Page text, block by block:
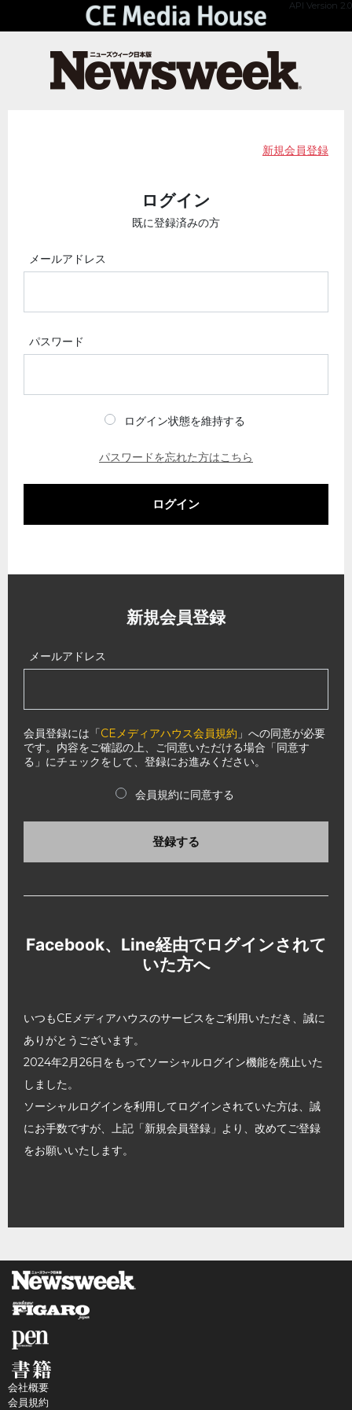
API Version 2.0
新規会員登録
ログイン
既に登録済みの方
メールアドレス
パスワード
ログイン状態を維持する
パスワードを忘れた方はこちら
ログイン
新規会員登録
メールアドレス
会員登録には「CEメディアハウス会員規約 」への同意が必要
です。内容をご確認の上、ご同意いただける場合「同意す
る」にチェックをして、登録にお進みください。
会員規約に同意する
登録する
Facebook、Line経由でログインされて
いた方へ
いつもCEメディアハウスのサービスをご利用いただき、誠に
ありがとうございます。
2024年2月26日をもってソーシャルログイン機能を廃止いた
しました。
ソーシャルログインを利用してログインされていた方は、誠
にお手数ですが、上記「新規会員登録」より、改めてご登録
をお願いいたします。
会社概要
会員規約